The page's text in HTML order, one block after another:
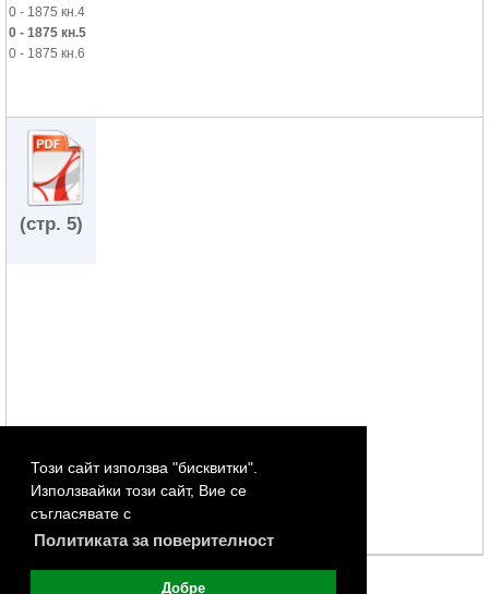
Този сайт използва "бисквитки".
Използвайки този сайт, Вие се
съгласявате с
Политиката за поверителност
Добре
0 - 1875 кн.4
0 - 1875 кн.5
0 - 1875 кн.6
(стр. 5)